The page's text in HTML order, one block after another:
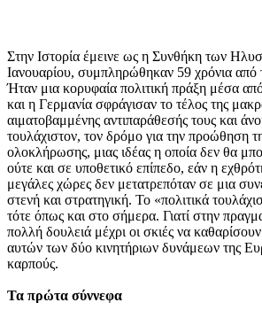
Στην Ιστορία έμεινε ως η Συνθήκη των
Ιανουαρίου, συμπληρώθηκαν 59 χρόνια από
Ήταν μια κορυφαία πολιτική πράξη μέσα
και η Γερμανία σφράγισαν το τέλος της
αιματοβαμμένης αντιπαράθεσής τους και
τουλάχιστον, τον δρόμο για την προώθηση
ολοκλήρωσης, μιας ιδέας η οποία δεν θα
ούτε και σε υποθετικό επίπεδο, εάν η
μεγάλες χώρες δεν μετατρεπόταν σε μια
στενή και στρατηγική. Το «πολιτικά
τότε όπως και στο σήμερα. Γιατί στην
πολλή δουλειά μέχρι οι σκιές να
αυτών των δύο κινητήριων δυνάμεων της
καρπούς.
Τα πρώτα σύννεφα